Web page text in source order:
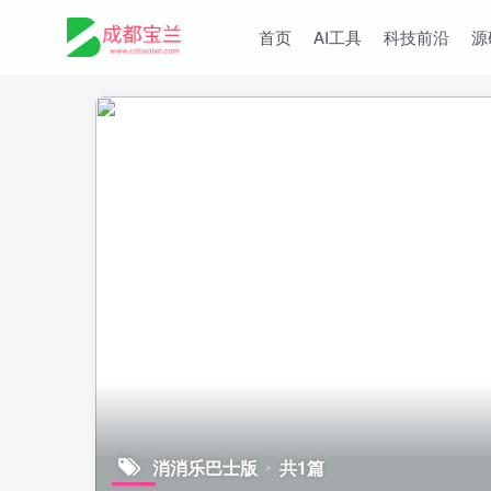
首页 AI工具 科技前沿
消消乐巴士版 共1篇